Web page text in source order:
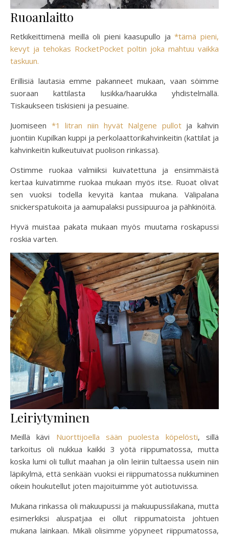
Ruoanlaitto
Retkikeittimenä meillä oli pieni kaasupullo ja*tämä pieni,
kevyt ja tehokas RocketPocket poltin joka mahtuu vaikka
taskuun.
Erillisiä lautasia emme pakanneet mukaan, vaan söimme
suoraan kattilasta lusikka/haarukka yhdistelmällä.
Tiskaukseen tiskisieni ja pesuaine.
Juomiseen *1 litran niin hyvät Nalgene pullotja kahvin
juontiin Kupilkan kuppi ja perkolaattorikahvinkeitin (kattilat ja
kahvinkeitin kulkeutuivat puolison rinkassa).
Ostimme ruokaa valmiiksi kuivatettuna ja ensimmäistä
kertaa kuivatimme ruokaa mukaan myös itse. Ruoat olivat
sen vuoksi todella kevyitä kantaa mukana. Välipalana
snickerspatukoita ja aamupalaksi pussipuuroa ja pähkinöitä.
Hyvä muistaa pakata mukaan myös muutama roskapussi
roskia varten.
Leiriytyminen
Meillä kävi Nuorttijoella sään puolesta köpelösti, sillä
tarkoitus oli nukkua kaikki 3 yötä riippumatossa, mutta
koska lumi oli tullut maahan ja olin leiriin tultaessa usein niin
läpikylmä, että senkään vuoksi ei riippumatossa nukkuminen
oikein houkutellut joten majoituimme yöt autiotuvissa.
Mukana rinkassa oli makuupussi ja makuupussilakana, mutta
esimerkiksi aluspatjaa ei ollut riippumatoista johtuen
mukana lainkaan. Mikäli olisimme yöpyneet riippumatossa,